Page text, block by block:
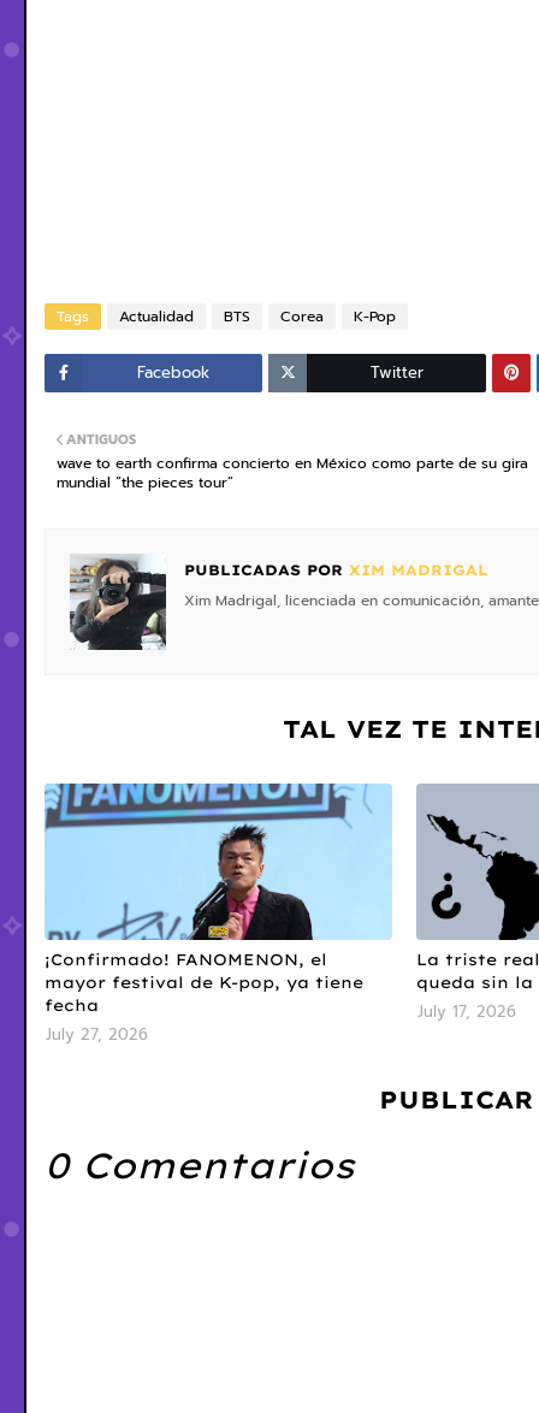
Tags Actualidad BTS Corea K-Pop
Facebook Twitter
ANTIGUOS
wave to earth confirma concierto en México como parte de su gira
mundial “the pieces tour”
PUBLICADAS POR XIM MADRIGAL
Xim Madrigal, licenciada en comunicación,
TAL VEZ TE
¡Confirmado! FANOMENON, el
mayor festival de K-pop, ya tiene
fecha
July 27, 2026
La triste
queda sin la
July 17, 2026
0 Comentarios